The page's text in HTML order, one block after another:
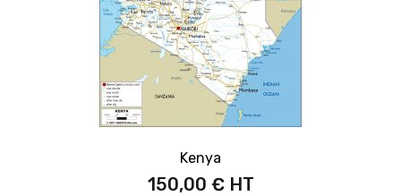
Kenya
150,00 €